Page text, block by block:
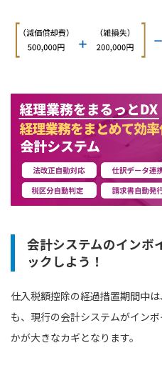
会計システムのインボ
ックしよう！
仕入税額控除の経過措置期間中
も、現行の会計システムがイン
かが大きなカギとなります。